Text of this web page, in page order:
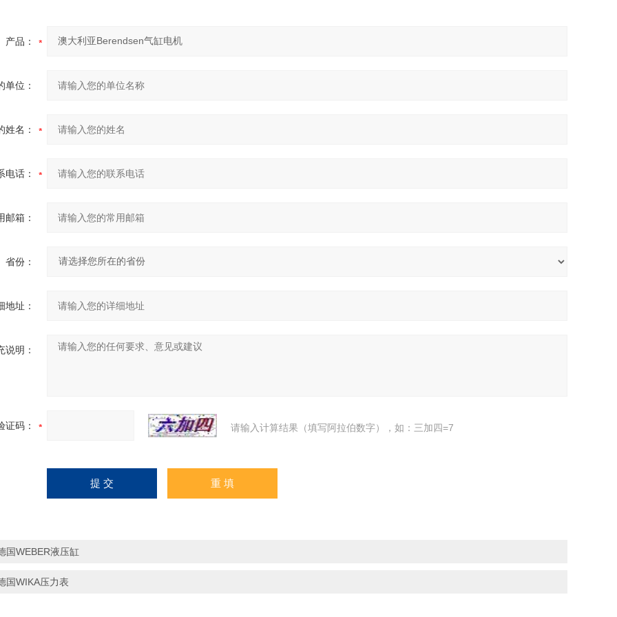
产品：
单位：
姓名：
电话：
邮箱：
省份：
地址：
说明：
证码： 请输入计算结果（填写阿拉伯数字），如：三加四=7
国WEBER液压缸
国WIKA压力表